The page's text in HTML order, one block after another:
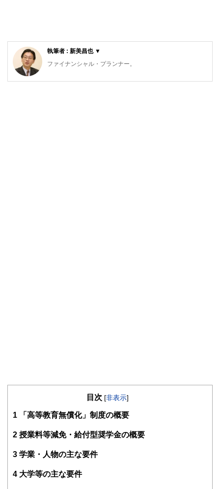
執筆者 : 新美昌也 ▼
ファイナンシャル・プランナー。
ライフプラン・キャッシュフロー分析に基づいた家計相談を
目次 [非表示]
1 「高等教育無償化」制度の概要
2 授業料等減免・給付型奨学金の概要
3 学業・人物の主な要件
4 大学等の主な要件